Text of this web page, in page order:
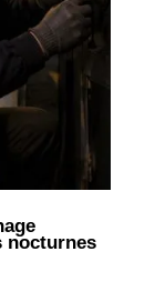
nocturnes